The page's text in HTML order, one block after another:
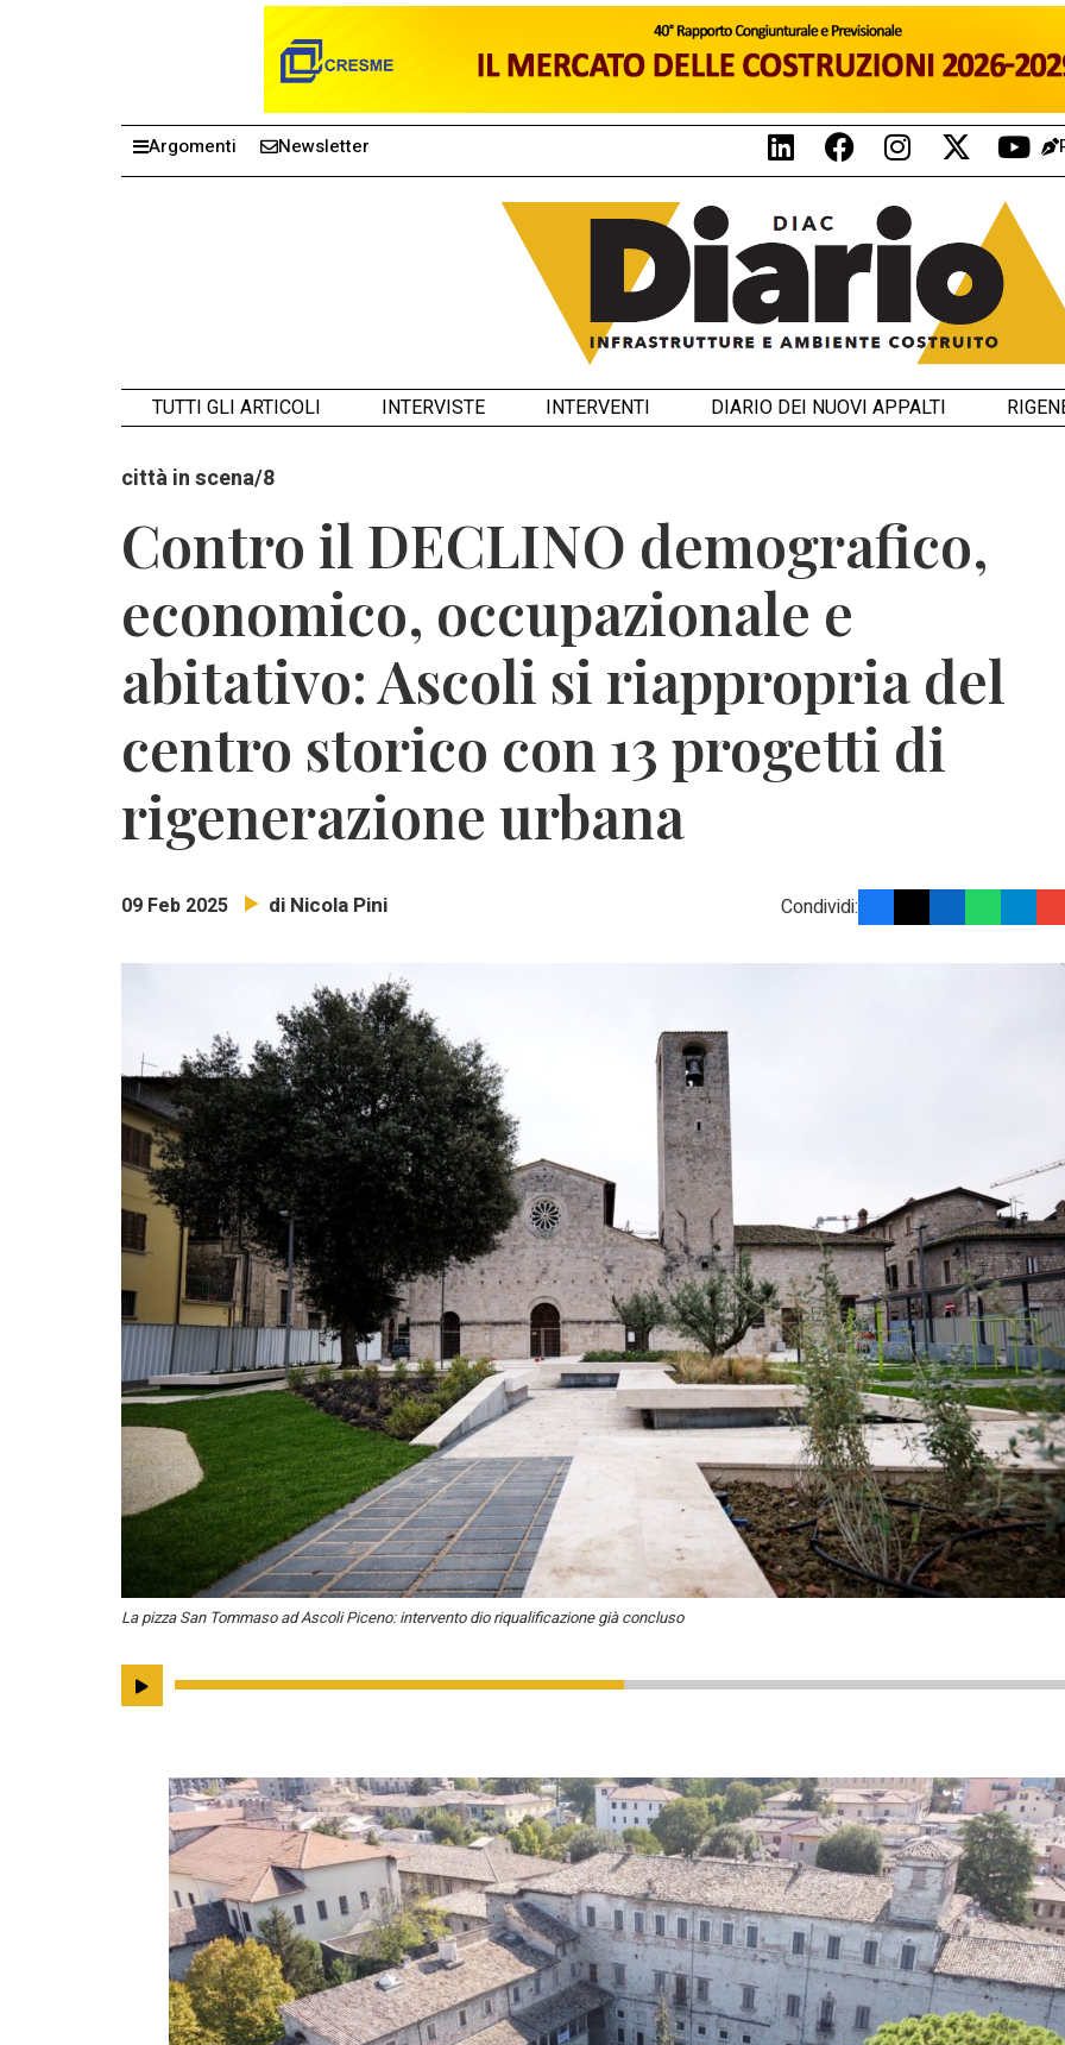
Argomenti Newsletter
TUTTI GLI ARTICOLI INTERVISTE INTERVENTI DIARIO DEI NUOVI APPALTI
città in scena/8
Contro il DECLINO demografico,
economico, occupazionale e
abitativo: Ascoli si riappropria del
centro storico con 13 progetti di
rigenerazione urbana
09 Feb 2025 di Nicola Pini Condividi:
La pizza San Tommaso ad Ascoli Piceno: intervento dio riqualificazione già concluso